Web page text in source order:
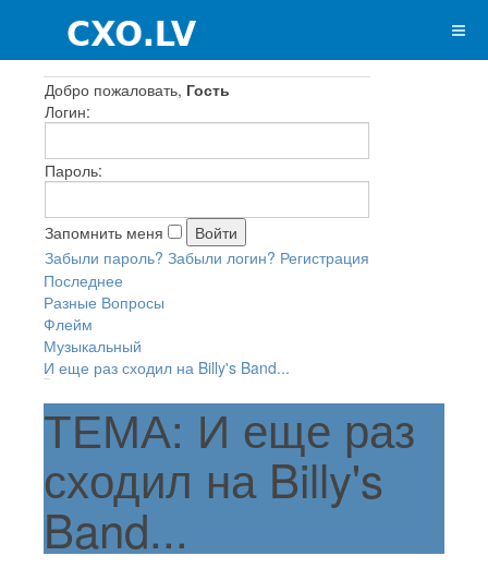
Добро пожаловать, Гость
Логин:
Пароль:
Запомнить меня
Забыли пароль? Забыли логин? Регистрация
Последнее
Разные Вопросы
Флейм
Музыкальный
И еще раз сходил на Billy's Band...
ТЕМА: И еще раз
сходил на Billy's
Band...